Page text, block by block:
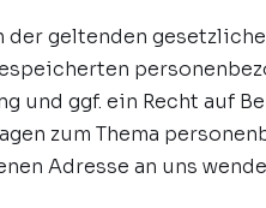
der geltenden
und ggf. ein Recht auf
zum Thema
Adresse an uns